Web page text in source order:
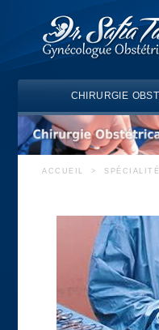
CHIRURGIE
ACCUEIL >